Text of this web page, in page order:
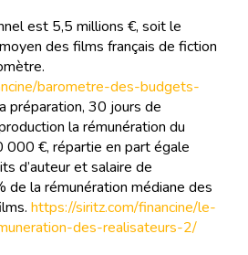
est 5,5 millions €, soit le
des films français de fiction
barometre-des-budgets-
préparation, 30 jours de
la rémunération du
€, répartie en part égale
d’auteur et salaire de
de la rémunération médiane des
https://siritz.com/financine/le-
des-realisateurs-2/